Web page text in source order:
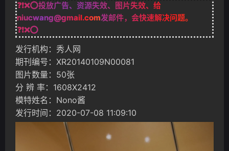
❓❗❌⭕投放广告、资源失效、图片失效、给
niucwang@gmail.com发邮件，会快速解决问题。
❓❗❌⭕
发行机构：秀人网
期刊编号：XR20140109N00081
图片数量：50张
分 辨 率：1608X2412
模特姓名：Nono酱
发行时间：2020-07-08 11:09:10